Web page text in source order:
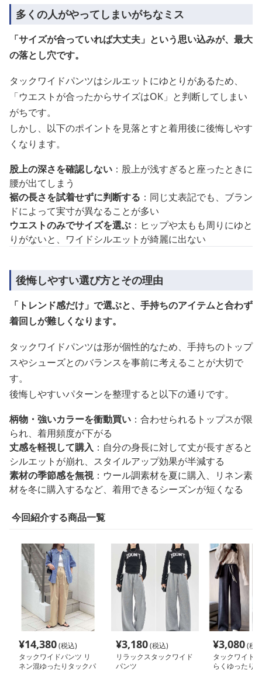
多くの人がやってしまいがちなミス
「サイズが合っていれば大丈夫」という思い込みが、最大
の落とし穴です。
タックワイドパンツはシルエットにゆとりがあるため、
「ウエストが合ったからサイズはOK」と判断してしまい
がちです。
しかし、以下のポイントを見落とすと着用後に後悔しやす
くなります。
股上の深さを確認しない ：股上が浅すぎると座ったときに
腰が出てしまう
裾の長さを試着せずに判断する ：同じ丈表記でも、ブラン
ドによって実寸が異なることが多い
ウエストのみでサイズを選ぶ ：ヒップや太もも周りにゆと
りがないと、ワイドシルエットが綺麗に出ない
後悔しやすい選び方とその理由
「トレンド感だけ」で選ぶと、手持ちのアイテムと合わず
着回しが難しくなります。
タックワイドパンツは形が個性的なため、手持ちのトップ
スやシューズとのバランスを事前に考えることが大切で
す。
後悔しやすいパターンを整理すると以下の通りです。
柄物・強いカラーを衝動買い ：合わせられるトップスが限
られ、着用頻度が下がる
丈感を軽視して購入 ：自分の身長に対して丈が長すぎると
シルエットが崩れ、スタイルアップ効果が半減する
素材の季節感を無視：ウール調素材を夏に購入、リネン素
材を冬に購入するなど、着用できるシーズンが短くなる
今回紹介する商品一覧
¥14,380(税込)
タックワイドパンツ リ
ネン混ゆったりタックパ
¥3,180(税込)
リラックスタックワイド
パンツ
¥3,080(税
タックワイド
らくゆったり